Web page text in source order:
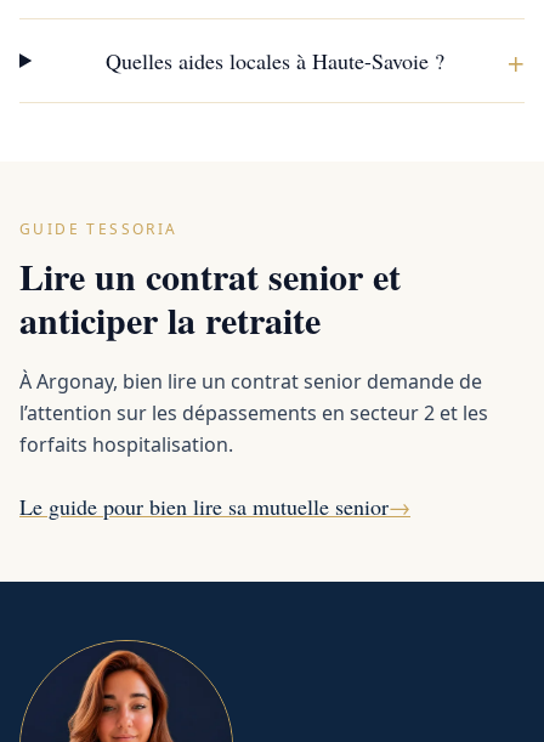
Quelles aides locales à Haute-Savoie ? +
GUIDE TESSORIA
Lire un contrat senior et
anticiper la retraite
À Argonay, bien lire un contrat senior demande de
l’attention sur les dépassements en secteur 2 et les
forfaits hospitalisation.
Le guide pour bien lire sa mutuelle senior→